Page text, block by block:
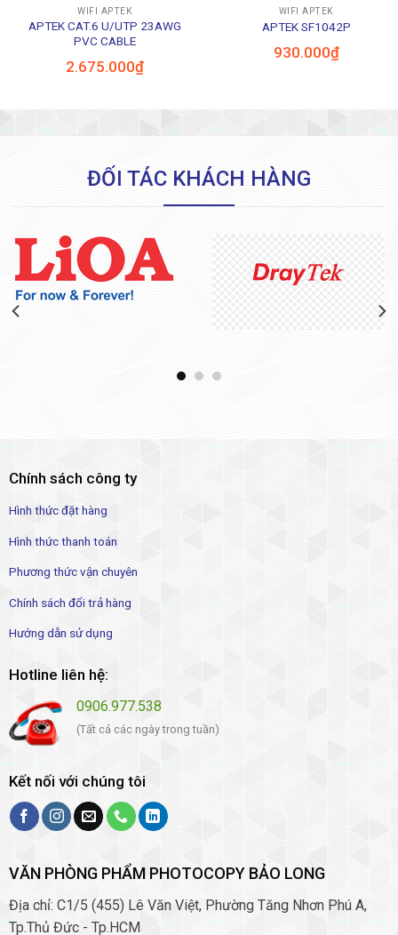
WIFI APTEK
APTEK CAT.6 U/UTP 23AWG
PVC CABLE
2.675.000₫
WIFI APTEK
APTEK SF1042P
930.000₫
ĐỐI TÁC KHÁCH HÀNG
Chính sách công ty
Hình thức đặt hàng
Hình thức thanh toán
Phương thức vận chuyên
Chính sách đổi trả hàng
Hướng dẫn sử dụng
Hotline liên hệ:
0906.977.538
(Tất cả các ngày trong tuần)
Kết nối với chúng tôi
VĂN PHÒNG PHẨM PHOTOCOPY BẢO LONG
Địa chỉ: C1/5 (455) Lê Văn Việt, Phường Tăng Nhơn Phú A,
Tp.Thủ Đức - Tp.HCM